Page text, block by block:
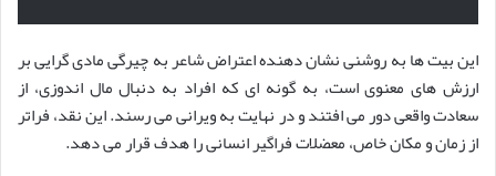
این بیت ها به روشنی نشان دهنده اعتراض شاعر به چیرگی مادی گرایی بر
ارزش های معنوی است، به گونه ای که افراد به دنبال مال اندوزی، از
سعادت واقعی دور می افتند و در نهایت به ویرانی می رسند. این نقد، فراتر
از زمان و مکان خاص، معضلات فراگیر انسانی را هدف قرار می دهد.